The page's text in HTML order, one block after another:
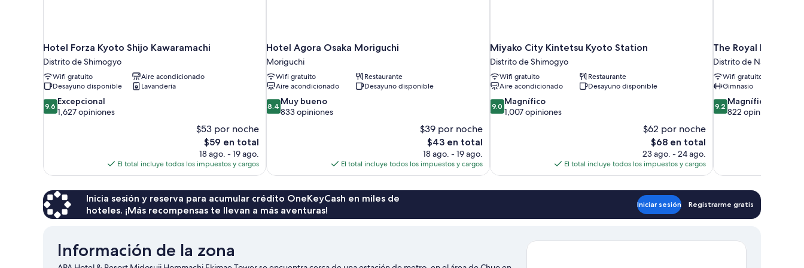
Hotel Forza Kyoto Shijo Kawaramachi
Distrito de Shimogyo
Wifi gratuito
Aire acondicionado
Desayuno disponible
Lavandería
9.6
de
9.6 Excepcional
1,627 opiniones
$53 por noche
El
precio
actual
es
$59
$59 en total
18 ago. - 19 ago.
El total incluye todos los impuestos y cargos
Hotel Agora Osaka Moriguchi
Moriguchi
Wifi gratuito
Restaurante
Aire acondicionado
Desayuno disponible
8.4
de
8.4 Muy bueno
833 opiniones
$39 por noche
El
precio
actual
es
$43 en total
18 ago. - 19 ago.
El total incluye todos los impuestos y cargos
Miyako City Kintetsu Kyoto Station
Distrito de Shimogyo
Wifi gratuito
Restaurante
Aire acondicionado
Desayuno disponible
9.0
de
9.0 Magnífico
1,007 opiniones
$62 por noche
El
precio
actual
es
$68
$68 en total
23 ago. - 24 ago.
El total incluye todos los impuestos y cargos
The Royal Park
Distrito de Nakagyo
Wifi gratuito
Gimnasio
9.2
de
9.2 Magnífico
822 opiniones
Inicia sesión y reserva para acumular crédito OneKeyCash en miles de
hoteles. ¡Más recompensas te llevan a más aventuras!
Iniciar sesión Registrarme gratis
Información de la zona